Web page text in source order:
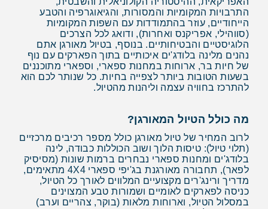
התרבויות המקומיות והמסורות, והגיאוגרפיה והטבע
הייחודיים, עוזר בהתמודדות עם השפות המקומיות
(סווהילי, אפריקנס ואחרות), ודואג לכל הצרכים
הלוגיסטיים והבטיחותיים. בנוסף, בטיול מאורגן אתם
נהנים מלינה בלודג'ים איכותיים בתוך הפארקים עם נוף
של חיות בר, ארוחות במחנות ספארי, וספארי מתוכננים
בשעות הטובות ביותר לצפייה בחיות. כל שנותר לכם הוא
להתרכז בחוויה עצמה וליהנות מהטיול.
מה כולל הטיול המאורגן?
לרוב המחיר של טיול מאורגן כולל מספר רכיבים מרכזיים
(תלוי טיול): טיסות הלוך ושוב הכוללות כבודה, לינה
בלודג'ים ומחנות ספארי נבחרים ברמות שונות (מסיסיק
לפאר), תחבורה מאורגנת בג'יפי ספארי 4X4 מתאימים,
מדריך ורינג'רים מקצועיים המלווים לאורך כל הטיול,
כניסה לפארקים לאומיים ושמורות טבע המצוינים
במסלול הטיול, וארוחות מלאות (בוקר, צהריים וערב)